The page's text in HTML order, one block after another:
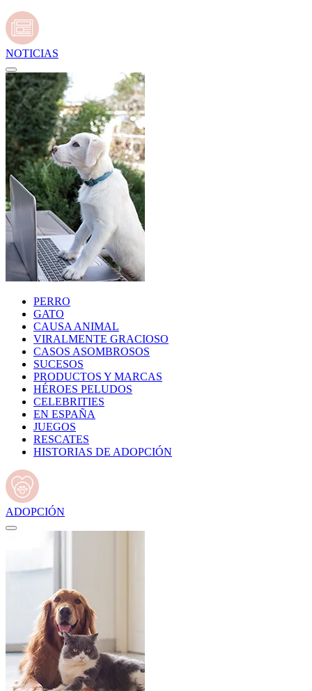
NOTICIAS
PERRO
GATO
CAUSA ANIMAL
VIRALMENTE GRACIOSO
CASOS ASOMBROSOS
SUCESOS
PRODUCTOS Y MARCAS
HÉROES PELUDOS
CELEBRITIES
EN ESPAÑA
JUEGOS
RESCATES
HISTORIAS DE ADOPCIÓN
ADOPCIÓN